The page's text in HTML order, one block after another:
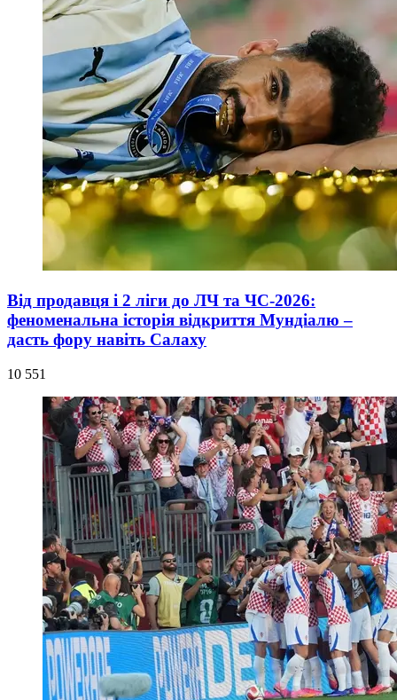
Від продавця і 2 ліги до ЛЧ та ЧС-2026:
феноменальна історія відкриття Мундіалю –
дасть фору навіть Салаху
10 551